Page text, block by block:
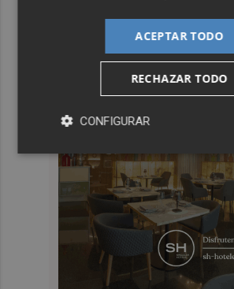
ACEPTAR TODO
RECHAZAR TODO
CONFIGURAR